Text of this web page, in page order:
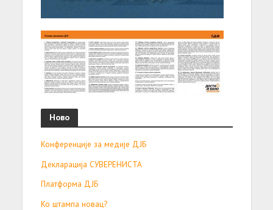
Ново
Конференције за медије ДЈБ
Декларација СУВЕРЕНИСТА
Платформа ДЈБ
Ко штампа новац?